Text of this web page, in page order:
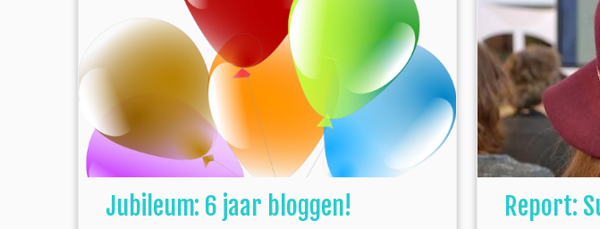
Jubileum: 6 jaar bloggen!
Report: